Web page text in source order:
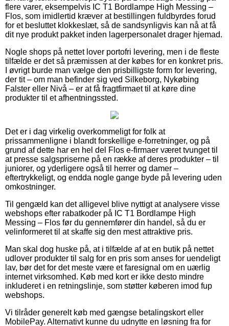
flere varer, eksempelvis IC T1 Bordlampe High Messing –
Flos, som imidlertid kræver at bestillingen fuldbyrdes forud
for et besluttet klokkeslæt, så de sandsynligvis kan nå at få
dit nye produkt pakket inden lagerpersonalet drager hjemad.
Nogle shops på nettet lover portofri levering, men i de fleste
tilfælde er det så præmissen at der købes for en konkret pris.
I øvrigt burde man vælge den prisbilligste form for levering,
der tit – om man befinder sig ved Silkeborg, Nykøbing
Falster eller Nivå – er at få fragtfirmaet til at køre dine
produkter til et afhentningssted.
Det er i dag virkelig overkommeligt for folk at
prissammenligne i blandt forskellige e-forretninger, og på
grund af dette har en hel del Flos e-firmaer været tvunget til
at presse salgspriserne på en række af deres produkter – til
juniorer, og yderligere også til herrer og damer –
eftertrykkeligt, og endda nogle gange byde på levering uden
omkostninger.
Til gengæld kan det alligevel blive nyttigt at analysere visse
webshops efter rabatkoder på IC T1 Bordlampe High
Messing – Flos før du gennemfører din handel, så du er
velinformeret til at skaffe sig den mest attraktive pris.
Man skal dog huske på, at i tilfælde af at en butik på nettet
udlover produkter til salg for en pris som anses for uendeligt
lav, bør det for det meste være et faresignal om en uærlig
internet virksomhed. Køb med kort er ikke desto mindre
inkluderet i en retningslinje, som støtter køberen imod fup
webshops.
Vi tilråder generelt køb med gængse betalingskort eller
MobilePay. Alternativt kunne du udnytte en løsning fra for